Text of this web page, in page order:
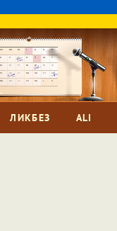
ЛИКБЕЗ ALI